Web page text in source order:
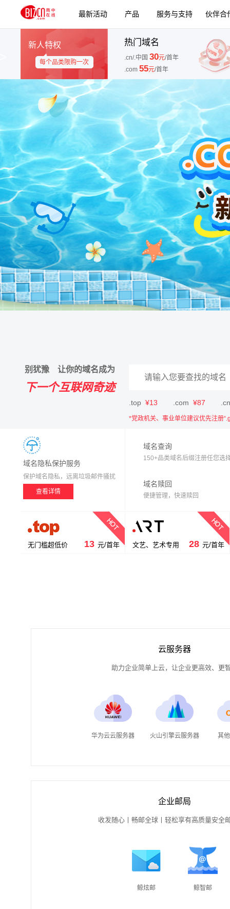
最新活动 产品 服务与支持 伙伴合
新人特权
每个品类限购一次
热门域名
.cn/.中国 30元/首年
.com 55元/首年
别犹豫 让你的域名成为
下一个互联网奇迹
.top ¥13 .com ¥87 .cn
*党政机关、事业单位建议优先注册
域名隐私保护服务
保护域名隐私，远离垃圾邮件骚扰
查看详情
域名查询
150+品类域名后缀注册任您选
域名赎回
便捷管理，快速赎回
无门槛超低价 13 元/首年 文艺、艺术专用 28 元/首年
云服务器
助力企业简单上云，让企业更高效、更
华为云云服务器 火山引擎云服务器 其
企业邮局
收发随心丨畅邮全球丨轻松享有高质量安全
鲸炫邮 鲸智邮